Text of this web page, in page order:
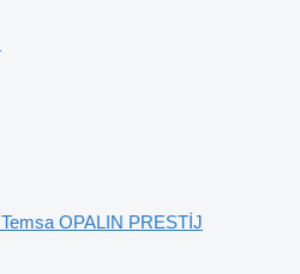
Temsa OPALIN PRESTİJ